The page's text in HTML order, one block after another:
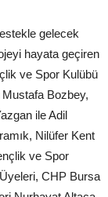
gelecek
hayata geçiren
ve Spor Kulübü
Mustafa Bozbey,
ile Adil
Nilüfer Kent
ve Spor
CHP Bursa